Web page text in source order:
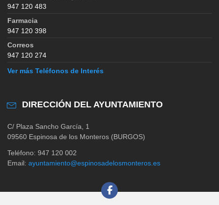
947 120 483
Farmacia
947 120 398
Correos
947 120 274
Ver más Teléfonos de Interés
DIRECCIÓN DEL AYUNTAMIENTO
C/ Plaza Sancho García, 1
09560 Espinosa de los Monteros (BURGOS)
Teléfono: 947 120 002
Email: ayuntamiento@espinosadelosmonteros.es